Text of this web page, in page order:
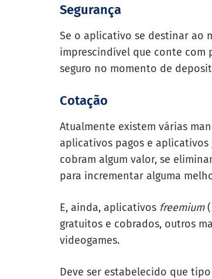
Segurança
Se o aplicativo se destinar ao
imprescindível que conte com
seguro no momento de
Cotação
Atualmente existem várias
aplicativos pagos e
cobram algum valor, se
para incrementar alguma
E, ainda, aplicativos freemium(
gratuitos e cobrados, outros
videogames.
Deve ser estabelecido que